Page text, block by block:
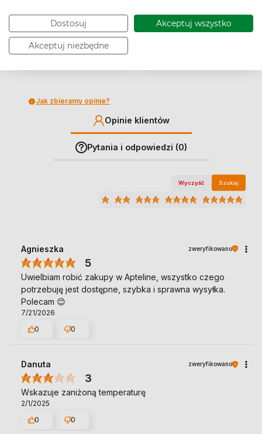
Dostosuj Akceptuj wszystko
Akceptuj niezbędne
z całego okresu
zebranych i zweryfikowanych przez
Jak zbieramy opinie?
Opinie klientów
Pytania i odpowiedzi (0)
Wyczyść Szukaj
Agnieszka zweryfikowano
5
Uwielbiam robić zakupy w Apteline, wszystko czego
potrzebuję jest dostępne, szybka i sprawna wysyłka.
Polecam 😊
7/21/2026
0
0
Danuta zweryfikowano
3
Wskazuje zaniżoną temperaturę
2/1/2025
0
0